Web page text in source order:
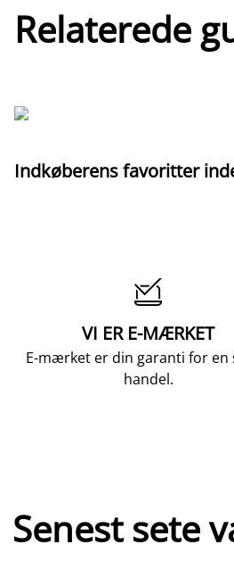
Relaterede
Indkøberens favoritter

VI ER E-MÆRKET
E-mærket er din garanti for en
handel.
Senest sete